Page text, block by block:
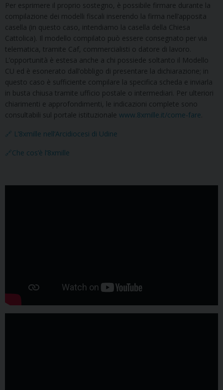
Per esprimere il proprio sostegno, è possibile firmare durante la
compilazione dei modelli fiscali inserendo la firma nell’apposita
casella (in questo caso, intendiamo la casella della Chiesa
Cattolica). Il modello compilato può essere consegnato per via
telematica, tramite Caf, commercialisti o datore di lavoro.
L’opportunità è estesa anche a chi possiede soltanto il Modello
CU ed è esonerato dall’obbligo di presentare la dichiarazione; in
questo caso è sufficiente compilare la specifica scheda e inviarla
in busta chiusa tramite ufficio postale o intermediari. Per ulteriori
chiarimenti e approfondimenti, le indicazioni complete sono
consultabili sul portale istituzionale www.8xmille.it/come-fare
🔗 L’8xmille nell’Arcidiocesi di Udine
🔗Che cos’è l’8xmille